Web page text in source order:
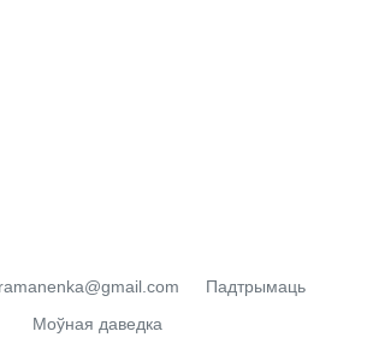
Падтрымаць
Моўная даведка